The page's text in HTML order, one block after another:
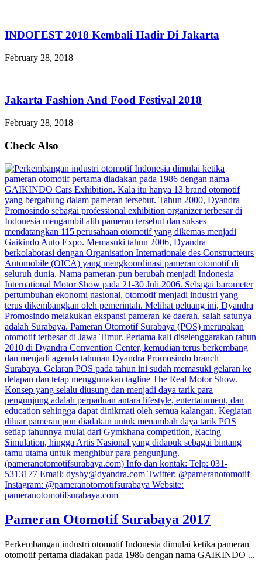
INDOFEST 2018 Kembali Hadir Di Jakarta
February 28, 2018
Jakarta Fashion And Food Festival 2018
February 28, 2018
Check Also
Pameran Otomotif Surabaya 2017
Perkembangan industri otomotif Indonesia dimulai ketika pameran
otomotif pertama diadakan pada 1986 dengan nama GAIKINDO ...